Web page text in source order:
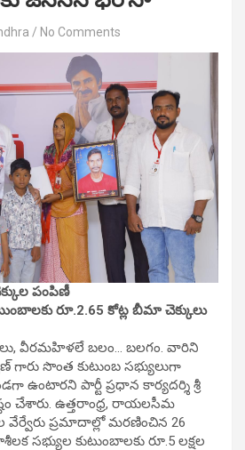
No Comments
పంపిణీ
రూ.2.65 కోట్ల బీమా చెక్కులు
వీరమహిళలే బలం… బలగం. వారిని
గారు సొంత కుటుంబ సభ్యులుగా
ఉంటారని పార్టీ ప్రధాన కార్యదర్శి శ్రీ
చేశారు. ఉత్తరాంధ్ర, రాయలసీమ
ప్రమాదాల్లో మరణించిన 26
సభ్యుల కుటుంబాలకు రూ.5 లక్షల